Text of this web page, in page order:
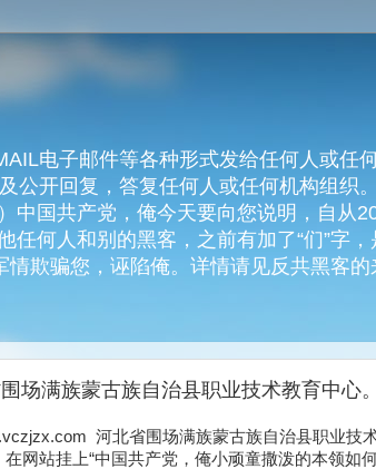
电子邮件等各种形式发给任何人或任何
公开回复，答复任何人或任何机构组织
中国共产党，俺今天要向您说明，自从
何人和别的黑客，之前有加了“们”字
欺骗您，诬陷俺。详情请见反共黑客的
场满族蒙古族自治县职业技术教育中心。
河北省围场满族蒙古族自治县职业技
网站挂上“中国共产党，俺小顽童撒泼的本领如